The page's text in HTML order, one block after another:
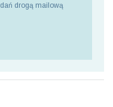
drogą mailową